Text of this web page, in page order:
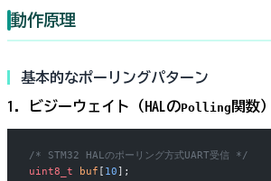
動作原理
基本的なポーリングパターン
1. ビジーウェイト（HALのPolling 関数）
/* STM32 HALのポーリング方式UART受信 */
uint8_t buf [ 10];